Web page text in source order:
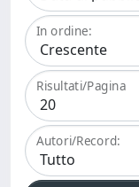
In ordine:
Risultati/Pagina
Autori/Record: